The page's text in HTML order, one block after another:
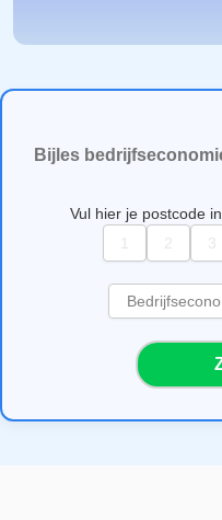
Bijles
Vul hier je postcode